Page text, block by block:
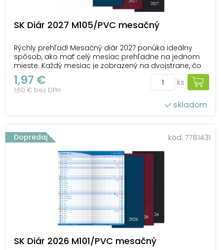
SK Diár 2027 M105/PVC mesačný
Rýchly prehľad! Mesačný diár 2027 ponúka ideálny
spôsob, ako mať celý mesiac prehľadne na jednom
mieste. Každý mesiac je zobrazený na dvojstrane, čo
umožňuje rýchly prehľad a dostatok priestoru na
zápisky, úlohy a poznámky. PVC obal v praktických
farbách (modrá, červená, čierna) zabezpečuje d...
1,97 €
1,60 € bez DPH
ks
skladom
Dopredaj kód: 7781431
SK Diár 2026 M101/PVC mesačný